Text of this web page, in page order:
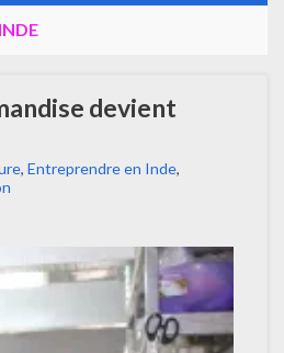
devient
, Entreprendre en Inde,